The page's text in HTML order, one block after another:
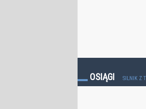
OSIĄGI SILNIK Z